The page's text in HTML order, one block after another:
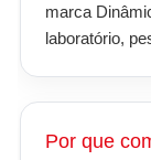
marca
laboratório,
Por que